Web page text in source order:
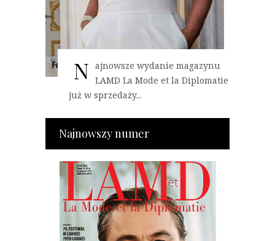
N ajnowsze wydanie magazynu
LAMD La Mode et la Diplomatie
już w sprzedaży...
Najnowszy numer